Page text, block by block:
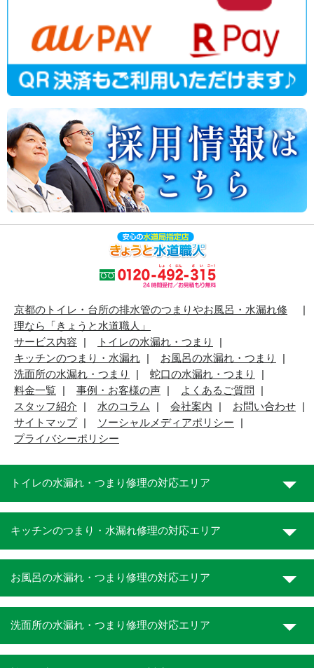
京都のトイレ・台所の排水管のつまりやお風呂・水漏れ修
理なら「きょうと水道職人」
サービス内容
トイレの水漏れ・つまり
キッチンのつまり・水漏れ
お風呂の水漏れ・つまり
洗面所の水漏れ・つまり
蛇口の水漏れ・つまり
料金一覧
事例・お客様の声
よくあるご質問
スタッフ紹介
水のコラム 会社案内
お問い合わせ
サイトマップ
ソーシャルメディアポリシー
プライバシーポリシー
トイレの水漏れ・つまり修理の対応エリア
キッチンのつまり・水漏れ修理の対応エリア
お風呂の水漏れ・つまり修理の対応エリア
洗面所の水漏れ・つまり修理の対応エリア